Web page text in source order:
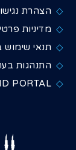
הצהרת
מדיניות
תנאי שימוש
התנהגות
PORTAL